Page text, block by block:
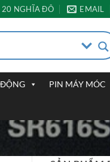
20 NGHĨA ĐÔ EMAIL
PIN MÁY MÓC